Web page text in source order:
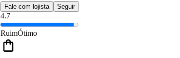
Fale com lojista Seguir
4.7
RuimÓtimo